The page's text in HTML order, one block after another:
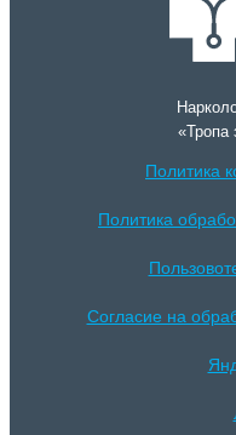
«Тропа
Политика
Политика
Согласие на